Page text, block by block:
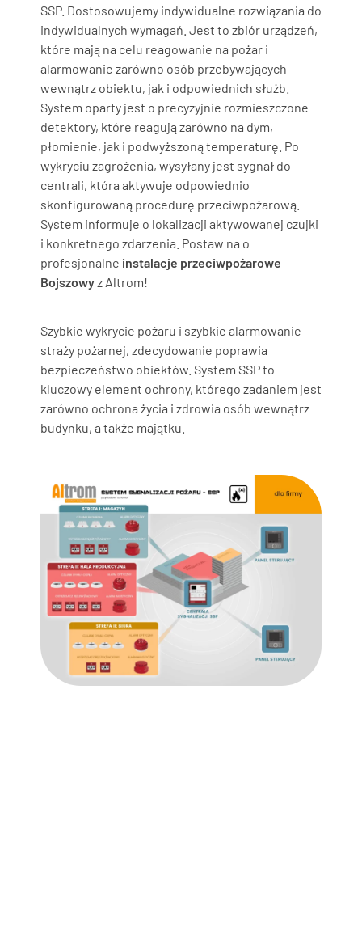
SSP. Dostosowujemy indywidualne rozwiązania do
indywidualnych wymagań. Jest to zbiór urządzeń,
które mają na celu reagowanie na pożar i
alarmowanie zarówno osób przebywających
wewnątrz obiektu, jak i odpowiednich służb.
System oparty jest o precyzyjnie rozmieszczone
detektory, które reagują zarówno na dym,
płomienie, jak i podwyższoną temperaturę. Po
wykryciu zagrożenia, wysyłany jest sygnał do
centrali, która aktywuje odpowiednio
skonfigurowaną procedurę przeciwpożarową.
System informuje o lokalizacji aktywowanej czujki
i konkretnego zdarzenia. Postaw na o
profesjonalne instalacje przeciwpożarowe
Bojszowyz Altrom!
Szybkie wykrycie pożaru i szybkie alarmowanie
straży pożarnej, zdecydowanie poprawia
bezpieczeństwo obiektów. System SSP to
kluczowy element ochrony, którego zadaniem jest
zarówno ochrona życia i zdrowia osób wewnątrz
budynku, a także majątku.